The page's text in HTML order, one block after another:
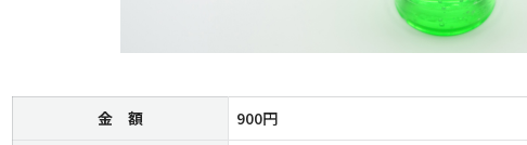
金 額
900円